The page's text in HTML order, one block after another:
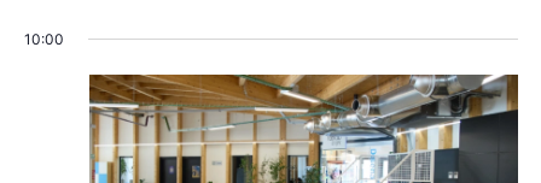
v
i
s
t
a
s
10:00